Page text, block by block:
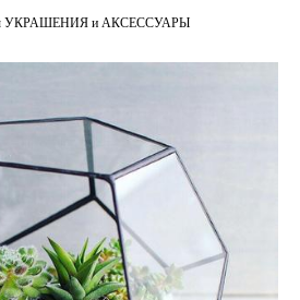
УКРАШЕНИЯ и АКСЕССУАРЫ